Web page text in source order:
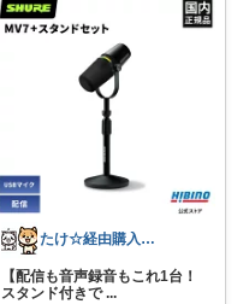
たけ☆経由購入感謝します！ありがとう！☆
【配信も音声録音もこれ1台！
スタンド付きで ...